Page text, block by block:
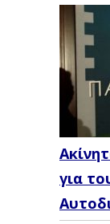
για